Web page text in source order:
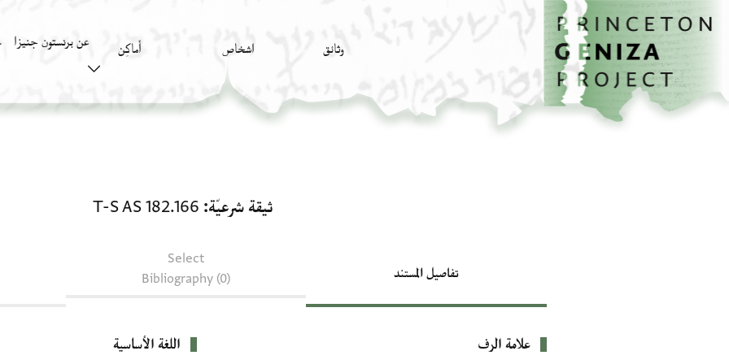
تخطي إلى المحتوى الرئيسي
الصفحة الرئيسية
وثائق اشخاص أَماكِن عن برنستون جنيزا
ثيقة شرعيّة T-S AS 182.166
تفاصيل المستند
Select
Bibliography (0)
بيانات التعريف
علامة الرف اللغة الأساسية